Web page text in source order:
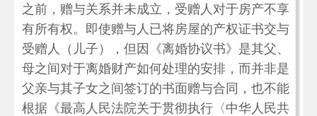
之前，赠与关系并未成立，受赠人对于房产不享
有所有权。即使赠与人已将房屋的产权证书交与
受赠人（儿子），但因《离婚协议书》是其父、
母之间对于离婚财产如何处理的安排，而并非是
父亲与其子女之间签订的书面赠与合同，也不能
根据《最高人民法院关于贯彻执行〈中华人民共